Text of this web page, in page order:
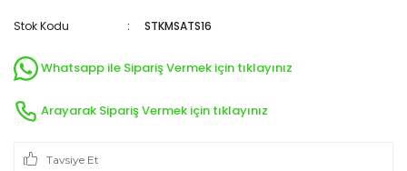
Stok Kodu STKMSATS16
Whatsapp ile Sipariş Vermek için tıklayınız
Arayarak Sipariş Vermek için tıklayınız
Tavsiye Et